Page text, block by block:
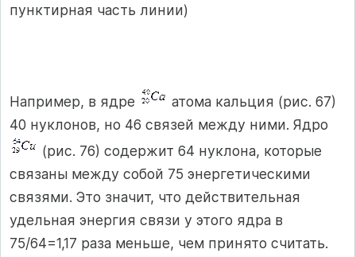
пунктирная часть линии)
Например, в ядре
атома кальция (рис. 67)
40 нуклонов, но 46 связей между ними. Ядро
(рис. 76) содержит 64 нуклона, которые
связаны между собой 75 энергетическими
связями. Это значит, что действительная
удельная энергия связи у этого ядра в
75/64=1,17 раза меньше, чем принято считать.